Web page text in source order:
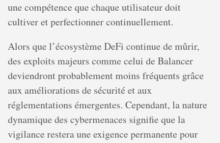
une compétence que chaque utilisateur doit
cultiver et perfectionner continuellement.
Alors que l’écosystème DeFi continue de mûrir,
des exploits majeurs comme celui de Balancer
deviendront probablement moins fréquents grâce
aux améliorations de sécurité et aux
réglementations émergentes. Cependant, la nature
dynamique des cybermenaces signifie que la
vigilance restera une exigence permanente pour